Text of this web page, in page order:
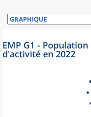
EMP G1 -
d'activité en 2022